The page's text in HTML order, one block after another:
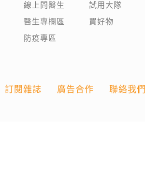
線上問醫生
醫生專欄區
防疫專區
試用大隊
買好物
訂閱雜誌 廣告合作 聯絡我們